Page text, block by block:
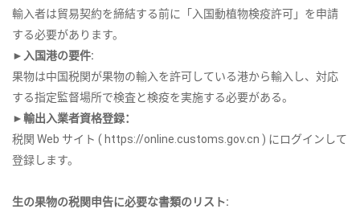
輸入者は貿易契約を締結する前に「入国動植物検疫許可」を申請
する必要があります。
►入国港の要件:
果物は中国税関が果物の輸入を許可している港から輸入し、対応
する指定監督場所で検査と検疫を実施する必要がある。
►輸出入業者資格登録：
税関 Web サイト ( https://online.customs.gov.cn ) にログインして
登録します。
生の果物の税関申告に必要な書類のリスト: